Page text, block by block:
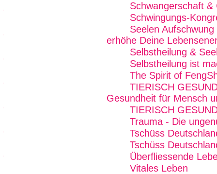
Schwangerschaft &
Schwingungs-
Seelen
erhöhe Deine
Selbstheilung &
Selbstheilung ist
The Spirit of
TIERISCH
Gesundheit für Mensch
TIERISCH
Trauma - Die
Tschüss
Tschüss
Überfliessende
Vitales Leben